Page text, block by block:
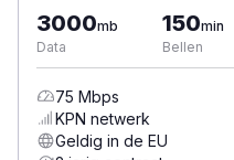
3000mb
Data
150min
Bellen
75 Mbps
KPN netwerk
Geldig in de EU